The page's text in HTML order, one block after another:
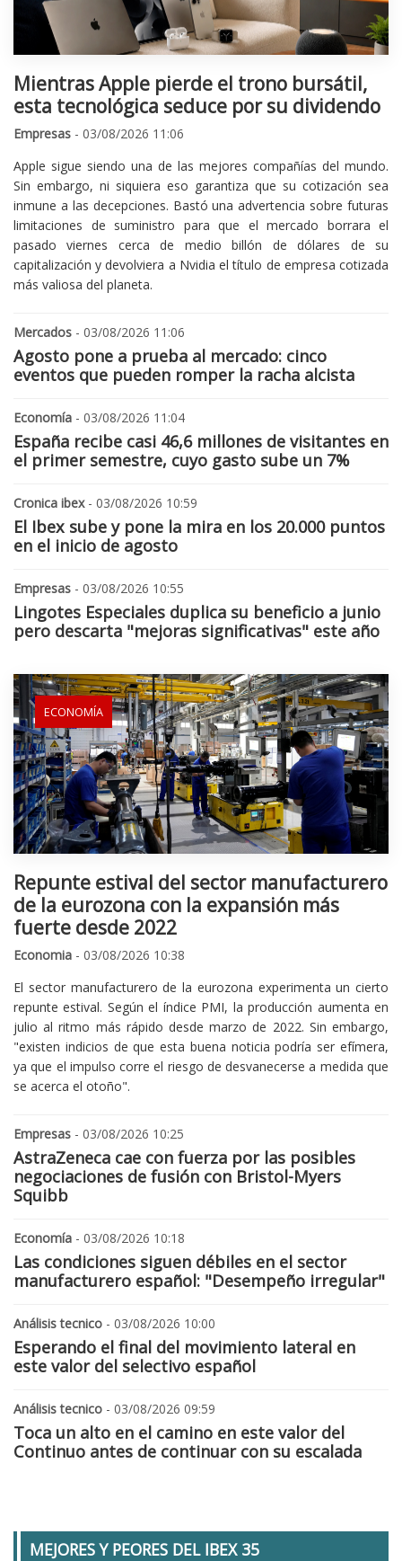
Mientras Apple pierde el trono bursátil,
esta tecnológica seduce por su dividendo
Empresas - 03/08/2026 11:06
Apple sigue siendo una de las mejores compañías del mundo.
Sin embargo, ni siquiera eso garantiza que su cotización sea
inmune a las decepciones. Bastó una advertencia sobre futuras
limitaciones de suministro para que el mercado borrara el
pasado viernes cerca de medio billón de dólares de su
capitalización y devolviera a Nvidia el título de empresa cotizada
más valiosa del planeta.
Mercados - 03/08/2026 11:06
Agosto pone a prueba al mercado: cinco
eventos que pueden romper la racha alcista
Economía - 03/08/2026 11:04
España recibe casi 46,6 millones de visitantes en
el primer semestre, cuyo gasto sube un 7%
Cronica ibex- 03/08/2026 10:59
El Ibex sube y pone la mira en los 20.000 puntos
en el inicio de agosto
Empresas - 03/08/2026 10:55
Lingotes Especiales duplica su beneficio a junio
pero descarta "mejoras significativas" este año
ECONOMÍA
Repunte estival del sector manufacturero
de la eurozona con la expansión más
fuerte desde 2022
Economia - 03/08/2026 10:38
El sector manufacturero de la eurozona experimenta un cierto
repunte estival. Según el índice PMI, la producción aumenta en
julio al ritmo más rápido desde marzo de 2022. Sin embargo,
"existen indicios de que esta buena noticia podría ser efímera,
ya que el impulso corre el riesgo de desvanecerse a medida que
se acerca el otoño".
Empresas - 03/08/2026 10:25
AstraZeneca cae con fuerza por las posibles
negociaciones de fusión con Bristol-Myers
Squibb
Economía - 03/08/2026 10:18
Las condiciones siguen débiles en el sector
manufacturero español: "Desempeño irregular"
Análisis tecnico - 03/08/2026 10:00
Esperando el final del movimiento lateral en
este valor del selectivo español
Análisis tecnico - 03/08/2026 09:59
Toca un alto en el camino en este valor del
Continuo antes de continuar con su escalada
MEJORES Y PEORES DEL IBEX 35